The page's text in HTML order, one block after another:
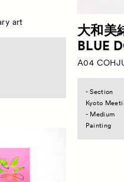
art
大和美
BLUE
A04
- Section
Kyoto
- Medium
Painting